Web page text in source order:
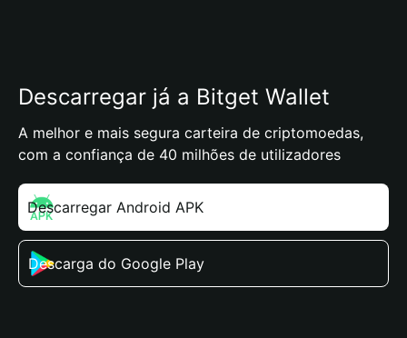
Descarregar já a Bitget Wallet
A melhor e mais segura carteira de criptomoedas,
com a confiança de 40 milhões de utilizadores
Descarregar Android APK
Descarga do Google Play